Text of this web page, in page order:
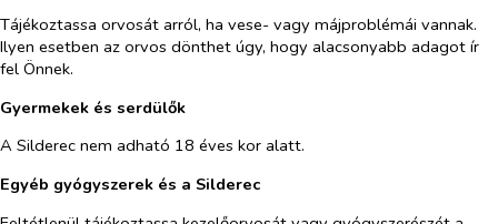
Tájékoztassa orvosát arról, ha vese- vagy májproblémái vannak.
Ilyen esetben az orvos dönthet úgy, hogy alacsonyabb adagot ír
fel Önnek.
Gyermekek és serdülők
A Silderec nem adható 18 éves kor alatt.
Egyéb gyógyszerek és a Silderec